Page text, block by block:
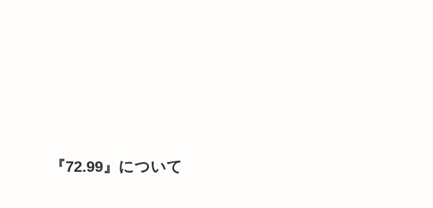
『72.99』について